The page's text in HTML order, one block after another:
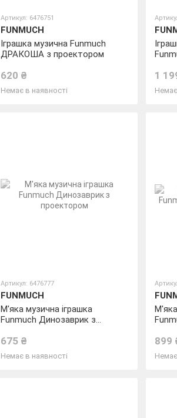
Артикул: 6476751
FUNMUCH
Іграшка музична Funmuch
ДРАКОША з проектором
620 ₴
Немає в наявності
1
Артикул: 6476777
FUNMUCH
М'яка музична іграшка
Funmuch Динозаврик з
675 ₴
Немає в наявності
899